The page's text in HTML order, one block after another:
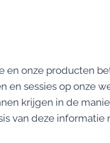
onze producten
sessies op onze
krijgen in de
van deze